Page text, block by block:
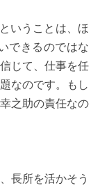
いうことは、ほ
できるのではな
じて、仕事を任
なのです。もし
之助の責任なの
長所を活かそう